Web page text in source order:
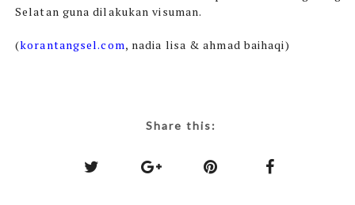
Selatan guna dilakukan visuman.
(korantangsel.com, nadia lisa & ahmad baihaqi)
Share this: